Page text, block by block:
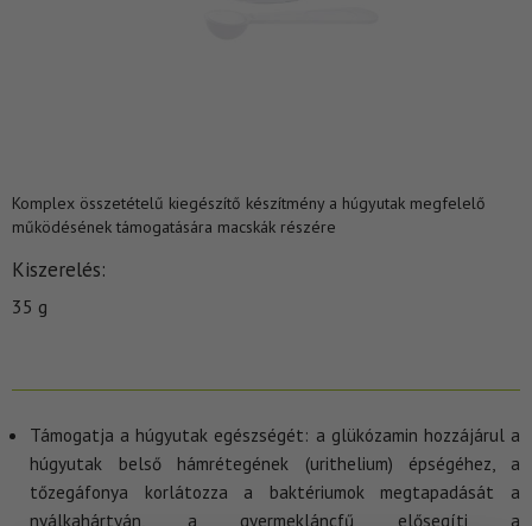
Komplex összetételű kiegészítő készítmény a húgyutak megfelelő
működésének támogatására macskák részére
Kiszerelés
35 g
Támogatja a húgyutak egészségét: a glükózamin hozzájárul a
húgyutak belső hámrétegének (urithelium) épségéhez, a
tőzegáfonya korlátozza a baktériumok megtapadását a
nyálkahártyán, a gyermekláncfű elősegíti a